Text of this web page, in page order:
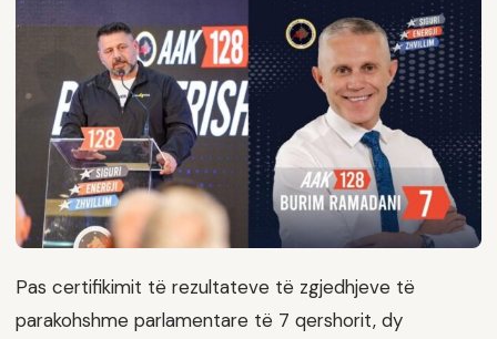
Pas certifikimit të rezultateve të zgjedhjeve të
parakohshme parlamentare të 7 qershorit, dy